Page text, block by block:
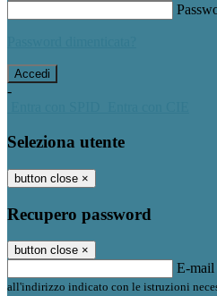
-
Seleziona utente
button close ×
Recupero password
button close ×
E-mail
all'indirizzo indicato con le istruzioni